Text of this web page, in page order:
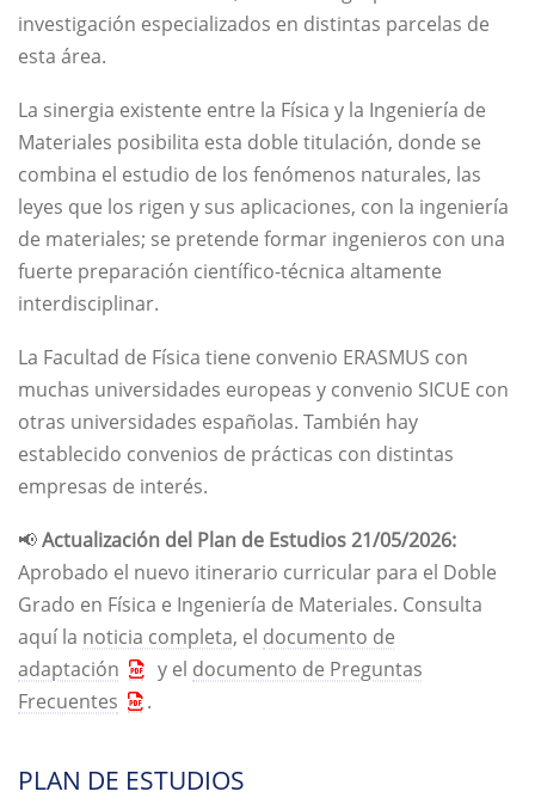
investigación especializados en distintas parcelas de
esta área.
La sinergia existente entre la Física y la Ingeniería de
Materiales posibilita esta doble titulación, donde se
combina el estudio de los fenómenos naturales, las
leyes que los rigen y sus aplicaciones, con la ingeniería
de materiales; se pretende formar ingenieros con una
fuerte preparación científico-técnica altamente
interdisciplinar.
La Facultad de Física tiene convenio ERASMUS con
muchas universidades europeas y convenio SICUE con
otras universidades españolas. También hay
establecido convenios de prácticas con distintas
empresas de interés.
📢Actualización del Plan de Estudios 21/05/2026:
Aprobado el nuevo itinerario curricular para el Doble
Grado en Física e Ingeniería de Materiales. Consulta
aquí la noticia completa, el documento de
adaptación
y el documento de Preguntas
Frecuentes
.
PLAN DE ESTUDIOS